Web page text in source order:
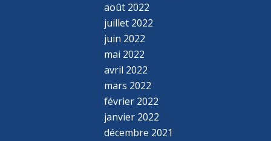
août 2022
juillet 2022
juin 2022
mai 2022
avril 2022
mars 2022
février 2022
janvier 2022
décembre 2021